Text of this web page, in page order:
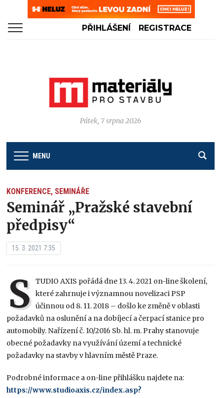
PŘIHLÁŠENÍ REGISTRACE
Pátek, 7 srpna 2026
MENU
KONFERENCE, SEMINÁŘE
Seminář „Pražské stavební
předpisy“
15. 3. 2021 7:35
S TUDIO AXIS pořádá dne 13. 4. 2021 on-line školení,
které zahrnuje i významnou novelizaci PSP
účinnou od 8. 11. 2018 – došlo ke změně v oblasti
požadavků na oslunění a na dobíjecí a čerpací stanice pro
automobily. Nařízení č. 10/2016 Sb. hl. m. Prahy stanovuje
obecné požadavky na využívání území a technické
požadavky na stavby v hlavním městě Praze.
Podrobné informace a on-line přihlášku najdete na:
https://www.studioaxis.cz/index.asp?